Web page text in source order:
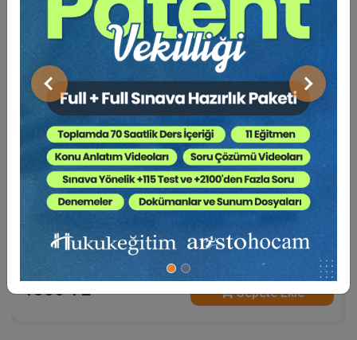
Önceki Sonraki
Dr. Öğr. Üyesi Ramazan KORKMAZ
A'dan Z'ye Tebligat Hukuku (2 Video - Toplam 6
Saat)
1500 TL Sepete Ekle